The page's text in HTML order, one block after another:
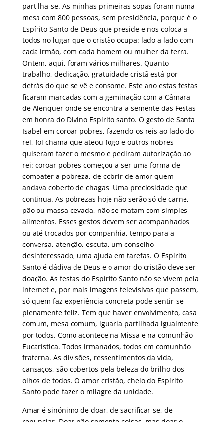
partilha-se. As minhas primeiras sopas foram numa
mesa com 800 pessoas, sem presidência, porque é o
Espírito Santo de Deus que preside e nos coloca a
todos no lugar que o cristão ocupa: lado a lado com
cada irmão, com cada homem ou mulher da terra.
Ontem, aqui, foram vários milhares. Quanto
trabalho, dedicação, gratuidade cristã está por
detrás do que se vê e consome. Este ano estas festas
ficaram marcadas com a geminação com a Câmara
de Alenquer onde se encontra a semente das Festas
em honra do Divino Espírito santo. O gesto de Santa
Isabel em coroar pobres, fazendo-os reis ao lado do
rei, foi chama que ateou fogo e outros nobres
quiseram fazer o mesmo e pediram autorização ao
rei: coroar pobres começou a ser uma forma de
combater a pobreza, de cobrir de amor quem
andava coberto de chagas. Uma preciosidade que
continua. As pobrezas hoje não serão só de carne,
pão ou massa cevada, não se matam com simples
alimentos. Esses gestos devem ser acompanhados
ou até trocados por companhia, tempo para a
conversa, atenção, escuta, um conselho
desinteressado, uma ajuda em tarefas. O Espírito
Santo é dádiva de Deus e o amor do cristão deve ser
doação. As festas do Espírito Santo não se vivem pela
internet e, por mais imagens televisivas que passem,
só quem faz experiência concreta pode sentir-se
plenamente feliz. Tem que haver envolvimento, casa
comum, mesa comum, iguaria partilhada igualmente
por todos. Como acontece na Missa e na comunhão
Eucarística. Todos irmanados, todos em comunhão
fraterna. As divisões, ressentimentos da vida,
cansaços, são cobertos pela beleza do brilho dos
olhos de todos. O amor cristão, cheio do Espírito
Santo pode fazer o milagre da unidade.
Amar é sinónimo de doar, de sacrificar-se, de